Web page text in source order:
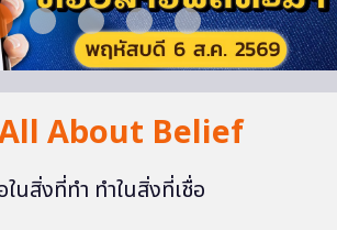
About Belief
ในสิ่งที่ทำ ทำในสิ่งที่เชื่อ